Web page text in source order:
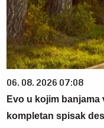
06. 08. 2026 07:08
Evo u kojim banjama
kompletan spisak